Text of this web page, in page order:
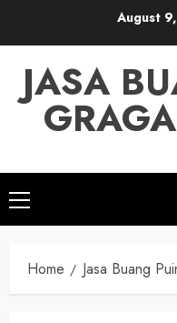
August
JASA
Primary
Menu
Home Jasa Buang